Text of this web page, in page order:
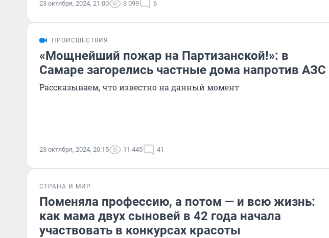
23 октября, 2024, 21:00 3 099 6
ПРОИСШЕСТВИЯ
«Мощнейший пожар на Партизанской!»: в
Самаре загорелись частные дома напротив АЗС
Рассказываем, что известно на данный момент
23 октября, 2024, 20:15 11 445 41
СТРАНА И МИР
Поменяла профессию, а потом — и всю жизнь:
как мама двух сыновей в 42 года начала
участвовать в конкурсах красоты